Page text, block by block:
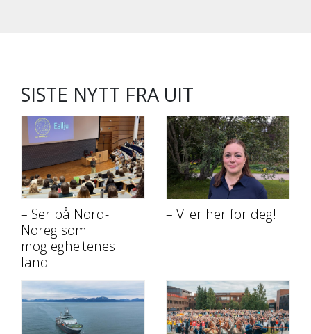
SISTE NYTT FRA UIT
– Ser på Nord-
Noreg som
moglegheitenes
land
– Vi er her for deg!